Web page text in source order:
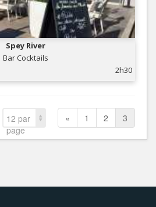
Spey River
Bar Cocktails
2h30
12 par
page
« 1 2 3